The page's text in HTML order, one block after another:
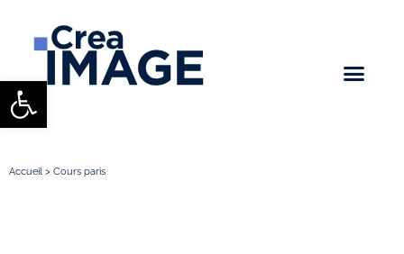
Ouvrir la barre d’outils
Accueil > Cours paris